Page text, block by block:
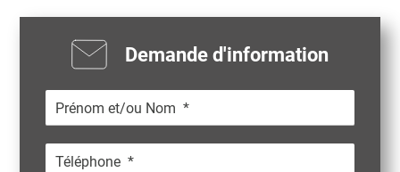
Demande d'information